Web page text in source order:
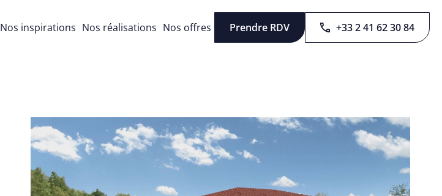
Nos inspirations Nos réalisations Nos offres Prendre RDV +33 2 41 62 30 84